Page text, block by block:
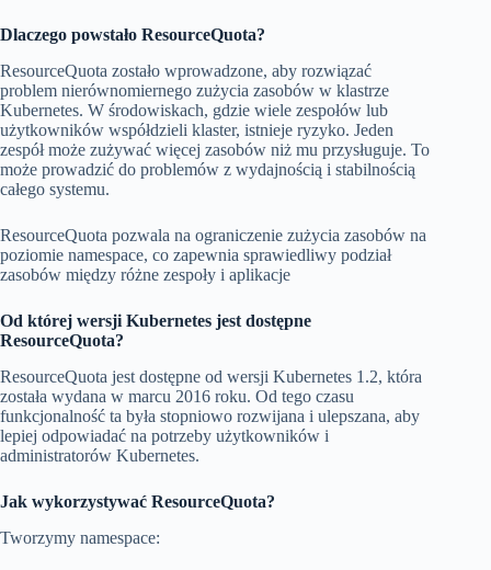
Dlaczego powstało ResourceQuota?
ResourceQuota zostało wprowadzone, aby rozwiązać
problem nierównomiernego zużycia zasobów w klastrze
Kubernetes. W środowiskach, gdzie wiele zespołów lub
użytkowników współdzieli klaster, istnieje ryzyko. Jeden
zespół może zużywać więcej zasobów niż mu przysługuje. To
może prowadzić do problemów z wydajnością i stabilnością
całego systemu.
ResourceQuota pozwala na ograniczenie zużycia zasobów na
poziomie namespace, co zapewnia sprawiedliwy podział
zasobów między różne zespoły i aplikacje
Od której wersji Kubernetes jest dostępne
ResourceQuota?
ResourceQuota jest dostępne od wersji Kubernetes 1.2, która
została wydana w marcu 2016 roku. Od tego czasu
funkcjonalność ta była stopniowo rozwijana i ulepszana, aby
lepiej odpowiadać na potrzeby użytkowników i
administratorów Kubernetes.
Jak wykorzystywać ResourceQuota?
Tworzymy namespace: